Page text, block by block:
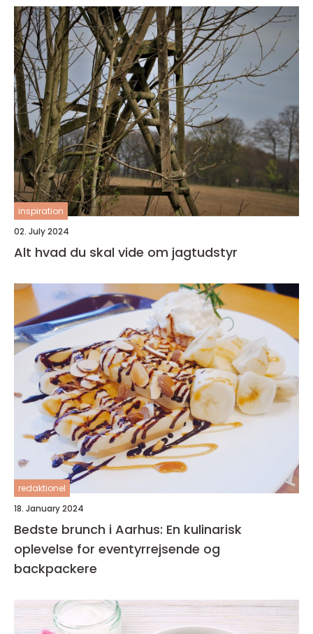
inspiration
02. July 2024
Alt hvad du skal vide om jagtudstyr
redaktionel
18. January 2024
Bedste brunch i Aarhus: En kulinarisk
oplevelse for eventyrrejsende og
backpackere